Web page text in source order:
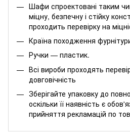
Шафи спроектовані таким
міцну, безпечну і стійку
проходить перевірку на
Країна походження
Ручки — пластик.
Всі вироби проходять
довговічність
Зберігайте упаковку до
оскільки її наявність є
прийняття рекламацій по